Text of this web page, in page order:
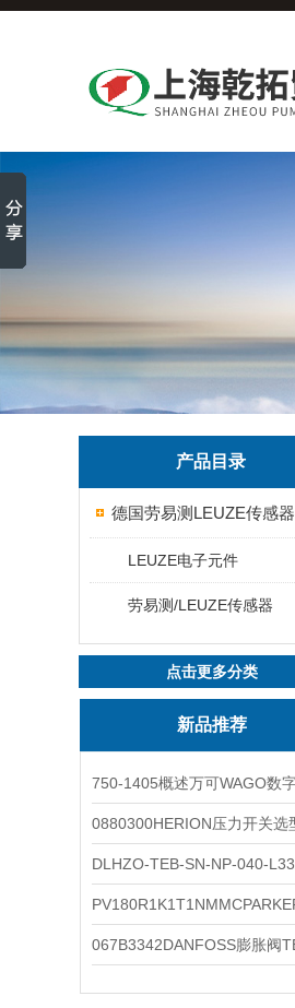
产品目录
德国劳易测LEUZE传感器
LEUZE电子元件
劳易测/LEUZE传感器
点击更多分类
新品推荐